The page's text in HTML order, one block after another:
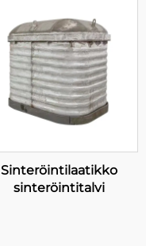
Sinteröintilaatikko
sinteröintitalvi